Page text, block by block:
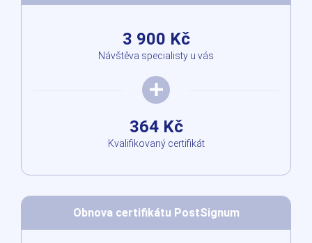
3 900 Kč
Návštěva specialisty u vás
364 Kč
Kvalifikovaný certifikát
Obnova certifikátu PostSignum